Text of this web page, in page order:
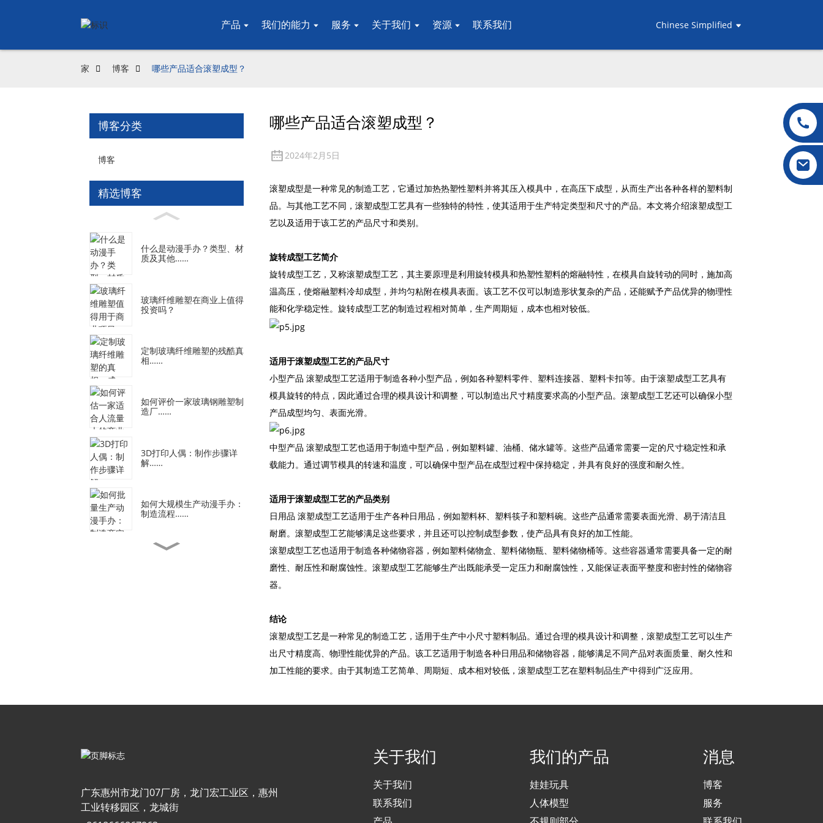
产品 我们的能力 服务 关于我们 资源 联系我们 Chinese Simplified
家 博客 哪些产品适合滚塑成型？
博客分类
博客
精选博客
什么是动漫手办？类型、材
质及其他……
玻璃纤维雕塑在商业上值得
投资吗？
定制玻璃纤维雕塑的残酷真
相……
如何评价一家玻璃钢雕塑制
造厂……
3D打印人偶：制作步骤详
解……
如何大规模生产动漫手办：
制造流程……
个性化宠物摆件：定制手工
哪些产品适合滚塑成型？
2024年2月5日
滚塑成型是一种常见的制造工艺，它通过加热热塑性塑料并将其压入模具中，在高压下成型，从而生产出各种各样的塑料制
品。与其他工艺不同，滚塑成型工艺具有一些独特的特性，使其适用于生产特定类型和尺寸的产品。本文将介绍滚塑成型工
艺以及适用于该工艺的产品尺寸和类别。
旋转成型工艺简介
旋转成型工艺，又称滚塑成型工艺，其主要原理是利用旋转模具和热塑性塑料的熔融特性，在模具自旋转动的同时，施加高
温高压，使熔融塑料冷却成型，并均匀粘附在模具表面。该工艺不仅可以制造形状复杂的产品，还能赋予产品优异的物理性
能和化学稳定性。旋转成型工艺的制造过程相对简单，生产周期短，成本也相对较低。
适用于滚塑成型工艺的产品尺寸
小型产品 滚塑成型工艺适用于制造各种小型产品，例如各种塑料零件、塑料连接器、塑料卡扣等。由于滚塑成型工艺具有
模具旋转的特点，因此通过合理的模具设计和调整，可以制造出尺寸精度要求高的小型产品。滚塑成型工艺还可以确保小型
产品成型均匀、表面光滑。
中型产品 滚塑成型工艺也适用于制造中型产品，例如塑料罐、油桶、储水罐等。这些产品通常需要一定的尺寸稳定性和承
载能力。通过调节模具的转速和温度，可以确保中型产品在成型过程中保持稳定，并具有良好的强度和耐久性。
适用于滚塑成型工艺的产品类别
日用品 滚塑成型工艺适用于生产各种日用品，例如塑料杯、塑料筷子和塑料碗。这些产品通常需要表面光滑、易于清洁且
耐磨。滚塑成型工艺能够满足这些要求，并且还可以控制成型参数，使产品具有良好的加工性能。
滚塑成型工艺也适用于制造各种储物容器，例如塑料储物盒、塑料储物瓶、塑料储物桶等。这些容器通常需要具备一定的耐
磨性、耐压性和耐腐蚀性。滚塑成型工艺能够生产出既能承受一定压力和耐腐蚀性，又能保证表面平整度和密封性的储物容
器。
结论
滚塑成型工艺是一种常见的制造工艺，适用于生产中小尺寸塑料制品。通过合理的模具设计和调整，滚塑成型工艺可以生产
出尺寸精度高、物理性能优异的产品。该工艺适用于制造各种日用品和储物容器，能够满足不同产品对表面质量、耐久性和
加工性能的要求。由于其制造工艺简单、周期短、成本相对较低，滚塑成型工艺在塑料制品生产中得到广泛应用。
广东惠州市龙门07厂房，龙门宏工业区，惠州
工业转移园区，龙城街
关于我们
关于我们
联系我们
我们的产品
娃娃玩具
人体模型
消息
博客
服务